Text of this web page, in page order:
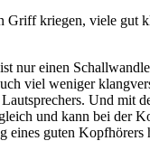
Griff kriegen, viele gut
nur einen
viel weniger
Und mit
und kann bei der
eines guten Kopfhörers